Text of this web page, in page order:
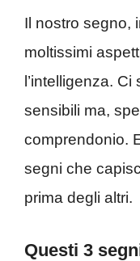
Il nostro segno,
moltissimi
l’intelligenza.
sensibili ma,
comprendonio.
segni che
prima degli altri.
Questi 3